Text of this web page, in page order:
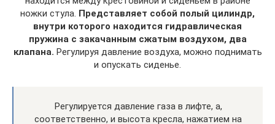
ножки стула. Представляет собой полый цилиндр,
внутри которого находится гидравлическая
пружина с закачанным сжатым воздухом, два
клапана. Регулируя давление воздуха, можно поднимать
и опускать сиденье.
Регулируется давление газа в лифте, а,
соответственно, и высота кресла, нажатием на